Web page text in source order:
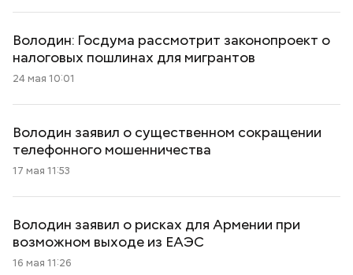
Володин: Госдума рассмотрит законопроект о
налоговых пошлинах для мигрантов
24 мая 10:01
Володин заявил о существенном сокращении
телефонного мошенничества
17 мая 11:53
Володин заявил о рисках для Армении при
возможном выходе из ЕАЭС
16 мая 11:26